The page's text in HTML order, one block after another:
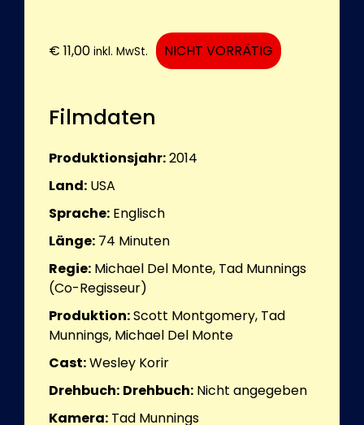
€ 11,00 inkl. MwSt. NICHT VORRÄTIG
Filmdaten
Produktionsjahr:2014
Land: USA
Sprache: Englisch
Länge: 74 Minuten
Regie: Michael Del Monte, Tad Munnings
(Co-Regisseur)
Produktion:Scott Montgomery, Tad
Munnings, Michael Del Monte
Cast:Wesley Korir
Drehbuch: Drehbuch: Nicht angegeben
Kamera: Tad Munnings